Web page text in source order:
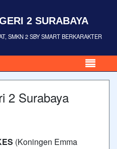
2 SURABAYA
SMKN 2 SBY SMART BERKARAKTER
2 Surabaya
(Koningen Emma